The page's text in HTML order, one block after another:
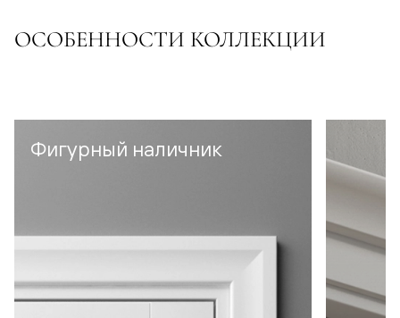
ОСОБЕННОСТИ КОЛЛЕКЦИИ
Фигурный наличник